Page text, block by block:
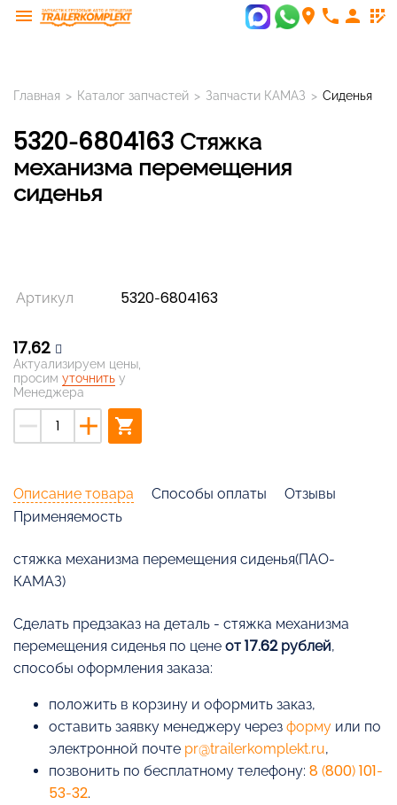
menu room phone person app_registration
Главная > Каталог запчастей > Запчасти КАМАЗ > Сиденья
5320-6804163 Стяжка
механизма перемещения
сиденья
Артикул 5320-6804163
17,62
Актуализируем цены,
просим уточнить у
Менеджера
remove add shopping_cart
Описание товара Способы оплаты
Отзывы
Применяемость
стяжка механизма перемещения сиденья(ПАО-
КАМАЗ)
Cделать предзаказ на деталь - стяжка механизма
перемещения сиденья по цене от 17.62 рублей,
способы оформления заказа:
положить в корзину и оформить заказ,
оставить заявку менеджеру через форму или по
электронной почте pr@trailerkomplekt.ru,
позвонить по бесплатному телефону: 8 (800) 101-
53-32.